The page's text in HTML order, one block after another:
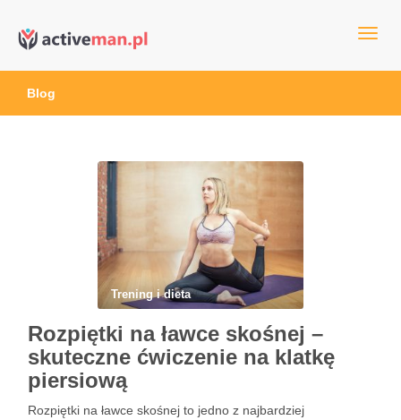
active man – sprzęt sportowy
sportowym
Blog
Trening i dieta
Rozpiętki na ławce skośnej –
skuteczne ćwiczenie na klatkę
piersiową
Rozpiętki na ławce skośnej to jedno z najbardziej